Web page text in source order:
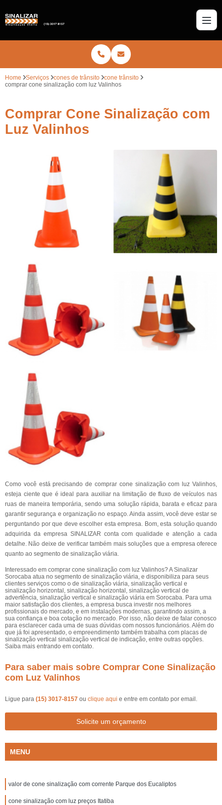
Home Serviços cones de trânsito
cone trânsito
comprar cone sinalização com luz Valinhos
Comprar Cone Sinalização com
Luz Valinhos
Como você está precisando de comprar cone sinalização com luz Valinhos,
esteja ciente que é ideal para auxiliar na limitação de fluxo de veículos nas
ruas de maneira temporária, sendo uma solução rápida, barata e eficaz para
garantir segurança e organização no espaço. Ainda assim, você deve estar se
perguntando por que deve escolher esta empresa. Bom, esta solução quando
adquirida da empresa SINALIZAR conta com qualidade e atenção a cada
detalhe. Não deixe de verificar também mais soluções que a empresa oferece
quanto ao segmento de sinalização viária.
Interessado em comprar cone sinalização com luz Valinhos? A Sinalizar
Sorocaba atua no segmento de sinalização viária, e disponibiliza para seus
clientes serviços como o de sinalização viária, sinalização vertical e
sinalização horizontal, sinalização horizontal, sinalização vertical de
advertência, sinalização vertical e sinalização viária em Sorocaba. Para uma
maior satisfação dos clientes, a empresa busca investir nos melhores
profissionais do mercado, e em instalações modernas, garantindo assim, a
sua confiança e boa cotação no mercado. Por isso, não deixe de falar conosco
para esclarecer cada uma de suas dúvidas com nossos funcionários. Além do
que já foi apresentado, o empreendimento também trabalha com placas de
sinalização vertical sinalização vertical de indicação, entre outras opções.
Saiba mais entrando em contato.
Para saber mais sobre Comprar Cone Sinalização
com Luz Valinhos
Ligue para (15) 3017-8157 ou clique aqui e entre em contato por email.
Solicite um orçamento
MENU
valor de cone sinalização com corrente Parque dos Eucaliptos
cone sinalização com luz preços Itatiba